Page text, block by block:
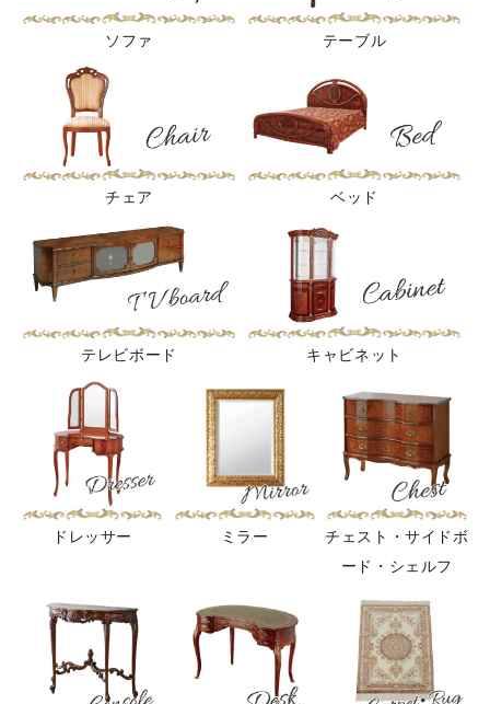
ソファ テーブル
チェア ベッド
テレビボード キャビネット
ドレッサー ミラー
チェスト・サイドボ
ード・シェルフ